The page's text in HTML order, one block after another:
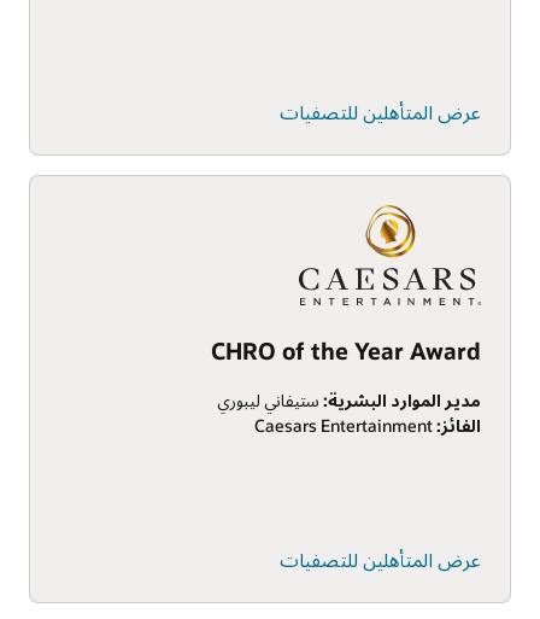
عرض المتأهلين للتصفيات
CHRO of the Year Award
مدير الموارد البشرية: ستيفاني ليبوري
الفائز:
عرض المتأهلين للتصفيات